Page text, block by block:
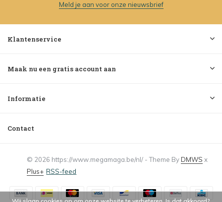
Meld je aan voor onze nieuwsbrief
Klantenservice
Maak nu een gratis account aan
Informatie
Contact
© 2026 https://www.megamaga.be/nl/ - Theme ByDMWS x
Plus+ RSS-feed